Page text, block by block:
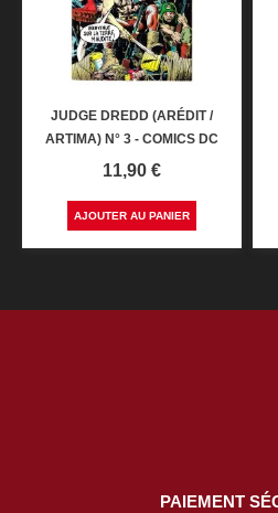
JUDGE DREDD (ARÉDIT /
ARTIMA) N° 3 - COMICS DC
Prix
11,90 €
AJOUTER AU PANIER
PAIEMENT